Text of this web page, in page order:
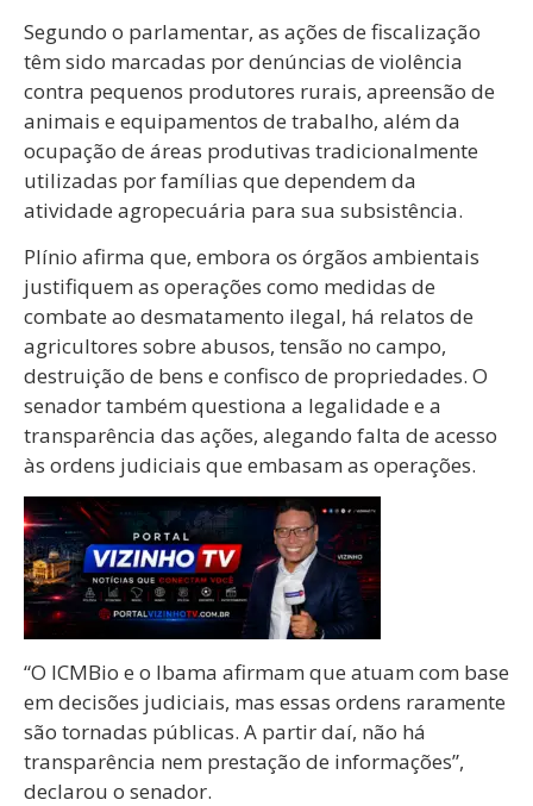
Segundo o parlamentar, as ações de fiscalização
têm sido marcadas por denúncias de violência
contra pequenos produtores rurais, apreensão de
animais e equipamentos de trabalho, além da
ocupação de áreas produtivas tradicionalmente
utilizadas por famílias que dependem da
atividade agropecuária para sua subsistência.
Plínio afirma que, embora os órgãos ambientais
justifiquem as operações como medidas de
combate ao desmatamento ilegal, há relatos de
agricultores sobre abusos, tensão no campo,
destruição de bens e confisco de propriedades. O
senador também questiona a legalidade e a
transparência das ações, alegando falta de acesso
às ordens judiciais que embasam as operações.
“O ICMBio e o Ibama afirmam que atuam com base
em decisões judiciais, mas essas ordens raramente
são tornadas públicas. A partir daí, não há
transparência nem prestação de informações”,
declarou o senador.